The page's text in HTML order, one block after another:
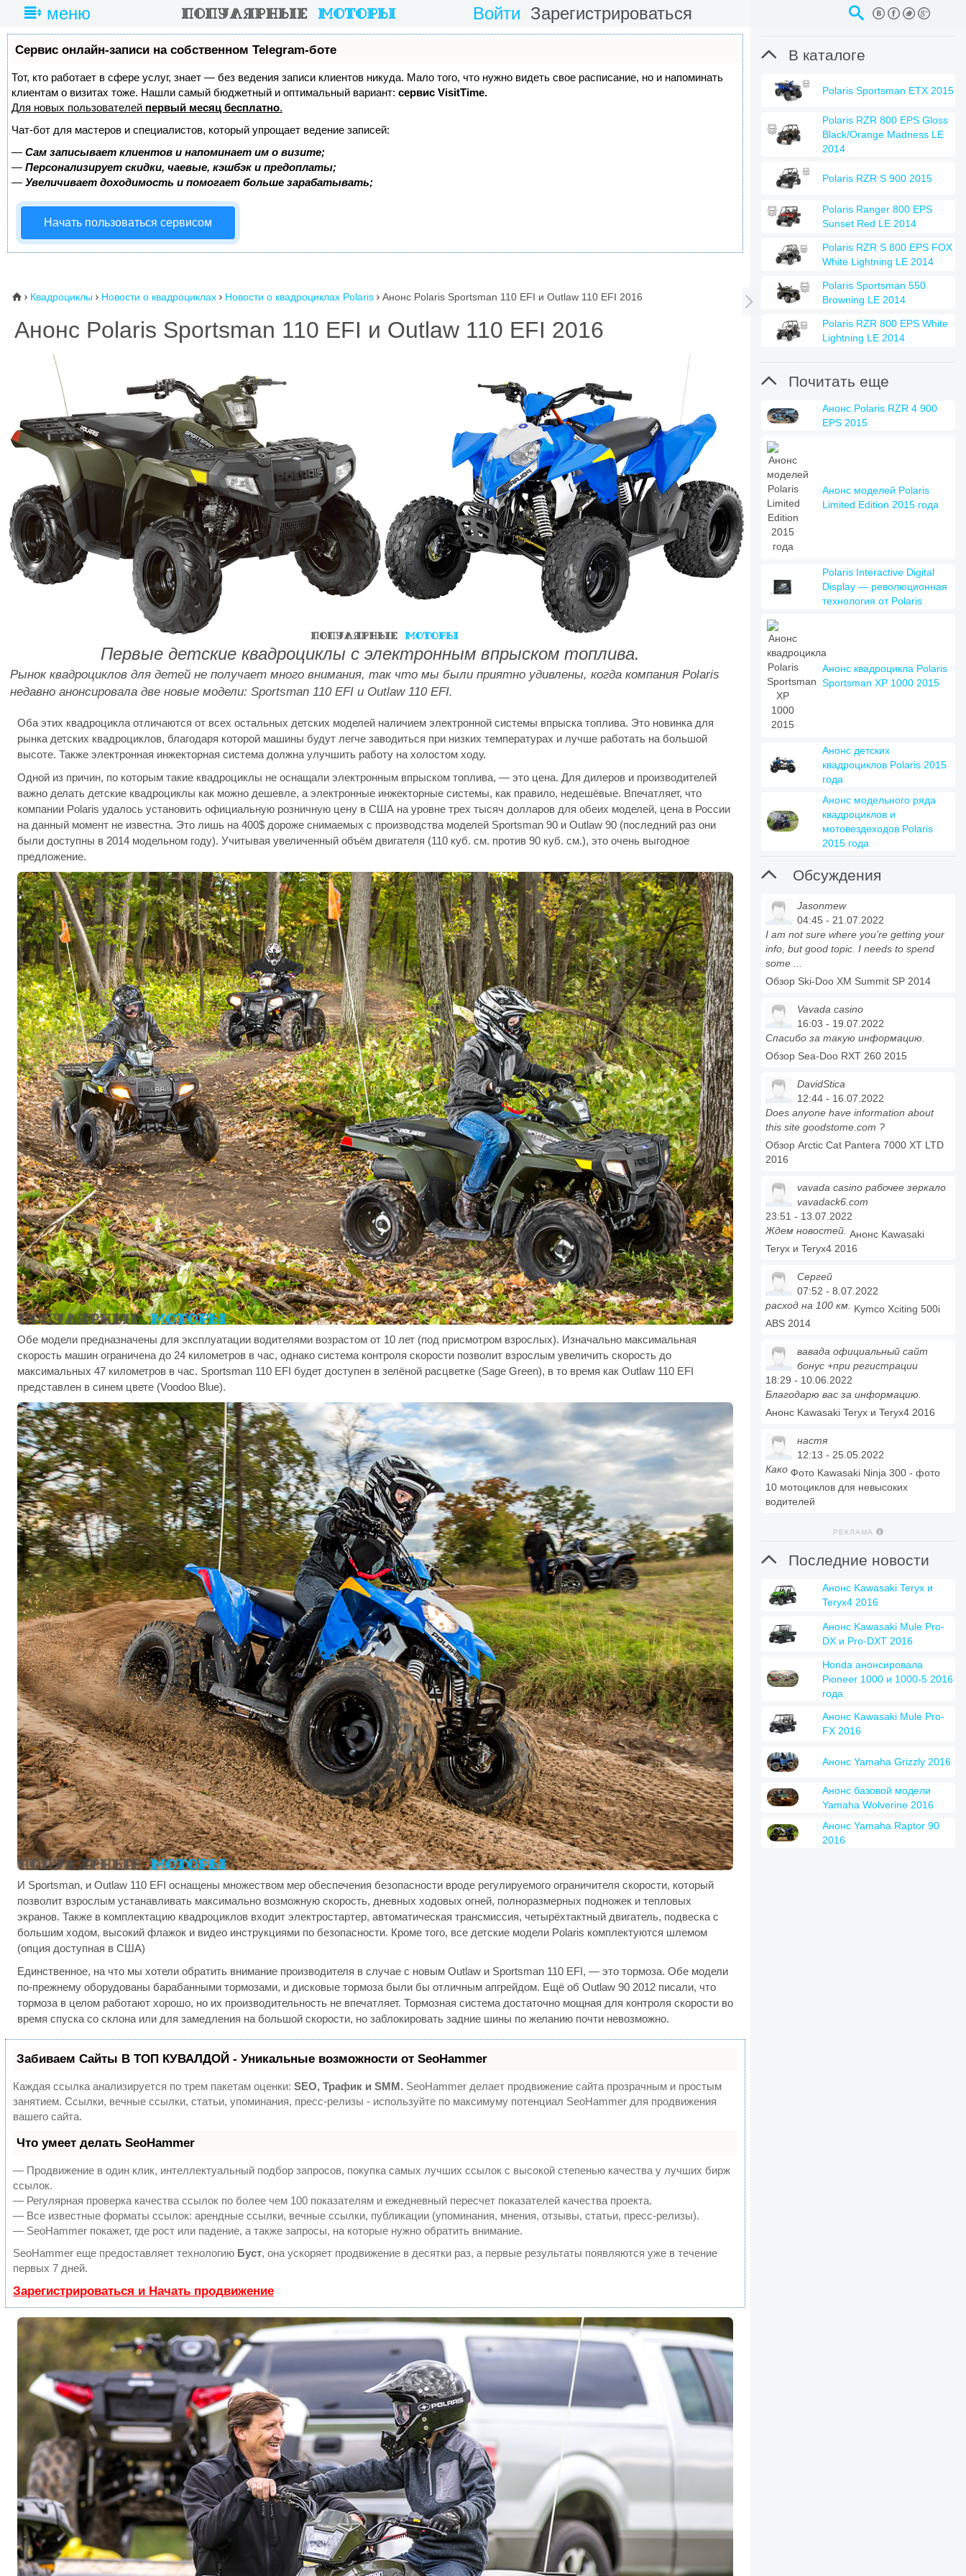
меню Войти Зарегистрироваться
Сервис онлайн-записи на собственном Telegram-боте
Тот, кто работает в сфере услуг, знает — без ведения записи клиентов никуда. Мало того, что нужно видеть свое расписание, но и напоминать
клиентам о визитах тоже. Нашли самый бюджетный и оптимальный вариант: сервис VisitTime.
Для новых пользователей первый месяц бесплатно.
Чат-бот для мастеров и специалистов, который упрощает ведение записей:
— Сам записывает клиентов и напоминает им о визите;
— Персонализирует скидки, чаевые, кэшбэк и предоплаты;
— Увеличивает доходимость и помогает больше зарабатывать;
Начать пользоваться сервисом
⌂  Квадроциклы  Новости о квадроциклах  Новости о квадроциклах Polaris  Анонс Polaris Sportsman 110 EFI и Outlaw 110 EFI 2016
Анонс Polaris Sportsman 110 EFI и Outlaw 110 EFI 2016
Первые детские квадроциклы с электронным впрыском топлива.
Рынок квадроциклов для детей не получает много внимания, так что мы были приятно удивлены, когда компания Polaris
недавно анонсировала две новые модели: Sportsman 110 EFI и Outlaw 110 EFI.
Оба этих квадроцикла отличаются от всех остальных детских моделей наличием электронной системы впрыска топлива. Это новинка для
рынка детских квадроциклов, благодаря которой машины будут легче заводиться при низких температурах и лучше работать на большой
высоте. Также электронная инжекторная система должна улучшить работу на холостом ходу.
Одной из причин, по которым такие квадроциклы не оснащали электронным впрыском топлива, — это цена. Для дилеров и производителей
важно делать детские квадроциклы как можно дешевле, а электронные инжекторные системы, как правило, недешёвые. Впечатляет, что
компании Polaris удалось установить официальную розничную цену в США на уровне трех тысяч долларов для обеих моделей, цена в России
на данный момент не известна. Это лишь на 400$ дороже снимаемых с производства моделей Sportsman 90 и Outlaw 90 (последний раз они
были доступны в 2014 модельном году). Учитывая увеличенный объём двигателя (110 куб. см. против 90 куб. см.), это очень выгодное
предложение.
Обе модели предназначены для эксплуатации водителями возрастом от 10 лет (под присмотром взрослых). Изначально максимальная
скорость машин ограничена до 24 километров в час, однако система контроля скорости позволит взрослым увеличить скорость до
максимальных 47 километров в час. Sportsman 110 EFI будет доступен в зелёной расцветке (Sage Green), в то время как Outlaw 110 EFI
представлен в синем цвете (Voodoo Blue).
И Sportsman, и Outlaw 110 EFI оснащены множеством мер обеспечения безопасности вроде регулируемого ограничителя скорости, который
позволит взрослым устанавливать максимально возможную скорость, дневных ходовых огней, полноразмерных подножек и тепловых
экранов. Также в комплектацию квадроциклов входит электростартер, автоматическая трансмиссия, четырёхтактный двигатель, подвеска с
большим ходом, высокий флажок и видео инструкциями по безопасности. Кроме того, все детские модели Polaris комплектуются шлемом
(опция доступная в США)
Единственное, на что мы хотели обратить внимание производителя в случае с новым Outlaw и Sportsman 110 EFI, — это тормоза. Обе модели
по-прежнему оборудованы барабанными тормозами, и дисковые тормоза были бы отличным апгрейдом. Ещё об Outlaw 90 2012 писали, что
тормоза в целом работают хорошо, но их производительность не впечатляет. Тормозная система достаточно мощная для контроля скорости во
время спуска со склона или для замедления на большой скорости, но заблокировать задние шины по желанию почти невозможно.
Забиваем Сайты В ТОП КУВАЛДОЙ - Уникальные возможности от SeoHammer
Каждая ссылка анализируется по трем пакетам оценки: SEO, Трафик и SMM. SeoHammer делает продвижение сайта прозрачным и простым
занятием. Ссылки, вечные ссылки, статьи, упоминания, пресс-релизы - используйте по максимуму потенциал SeoHammer для продвижения
вашего сайта.
Что умеет делать SeoHammer
— Продвижение в один клик, интеллектуальный подбор запросов, покупка самых лучших ссылок с высокой степенью качества у лучших бирж
ссылок.
— Регулярная проверка качества ссылок по более чем 100 показателям и ежедневный пересчет показателей качества проекта.
— Все известные форматы ссылок: арендные ссылки, вечные ссылки, публикации (упоминания, мнения, отзывы, статьи, пресс-релизы).
— SeoHammer покажет, где рост или падение, а также запросы, на которые нужно обратить внимание.
SeoHammer еще предоставляет технологию Буст, она ускоряет продвижение в десятки раз, а первые результаты появляются уже в течение
первых 7 дней.
Зарегистрироваться и Начать продвижение

 В каталоге
Polaris Sportsman ETX 2015
Polaris RZR 800 EPS Gloss
Black/Orange Madness LE
2014
Polaris RZR S 900 2015
Polaris Ranger 800 EPS
Sunset Red LE 2014
Polaris RZR S 800 EPS FOX
White Lightning LE 2014
Polaris Sportsman 550
Browning LE 2014
Polaris RZR 800 EPS White
Lightning LE 2014
 Почитать еще
Анонс Polaris RZR 4 900
EPS 2015
Анонс моделей Polaris
Limited Edition 2015 года
Polaris Interactive Digital
Display — революционная
технология от Polaris
Анонс квадроцикла Polaris
Sportsman XP 1000 2015
Анонс детских
квадроциклов Polaris 2015
года
Анонс модельного ряда
квадроциклов и
мотовездеходов Polaris
2015 года
 Обсуждения
Jasonmew
04:45 - 21.07.2022
I am not sure where you’re getting your
info, but good topic. I needs to spend
some ...
Обзор Ski-Doo XM Summit SP 2014
Vavada casino
16:03 - 19.07.2022
Спасибо за такую информацию.
Обзор Sea-Doo RXT 260 2015
DavidStica
12:44 - 16.07.2022
Does anyone have information about
this site goodstome.com ?
Обзор Arctic Cat Pantera 7000 XT LTD
2016
vavada casino рабочее зеркало
vavadack6.com
23:51 - 13.07.2022
Ждем новостей. Анонс Kawasaki
Teryx и Teryx4 2016
Сергей
07:52 - 8.07.2022
расход на 100 км. Kymco Xciting 500i
ABS 2014
вавада официальный сайт
бонус +при регистрации
18:29 - 10.06.2022
Благодарю вас за информацию.
Анонс Kawasaki Teryx и Teryx4 2016
настя
12:13 - 25.05.2022
Како Фото Kawasaki Ninja 300 - фото
10 мотоциклов для невысоких
водителей
РЕКЛАМА
 Последние новости
Анонс Kawasaki Teryx и
Teryx4 2016
Анонс Kawasaki Mule Pro-
DX и Pro-DXT 2016
Honda анонсировала
Pioneer 1000 и 1000-5 2016
года
Анонс Kawasaki Mule Pro-
FX 2016
Анонс Yamaha Grizzly 2016
Анонс базовой модели
Yamaha Wolverine 2016
Анонс Yamaha Raptor 90
2016